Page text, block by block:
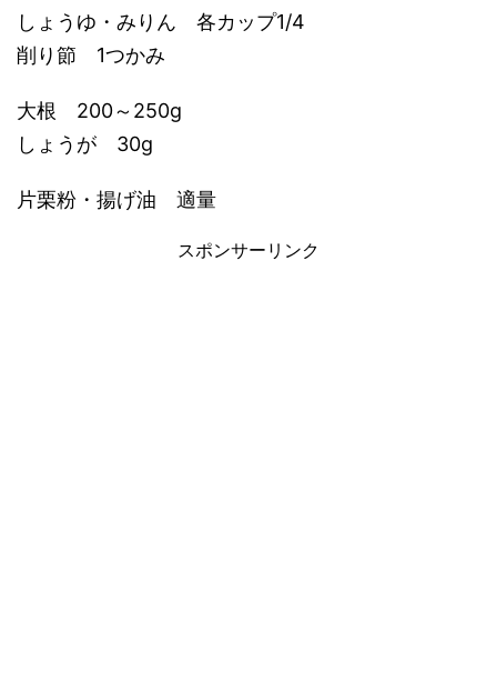
しょうゆ・みりん 各カップ1/4
削り節 1つかみ
大根 200～250g
しょうが 30g
片栗粉・揚げ油 適量
スポンサーリンク